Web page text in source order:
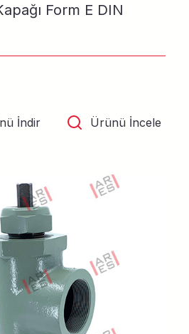
Form E DIN
İndir Ürünü İncele